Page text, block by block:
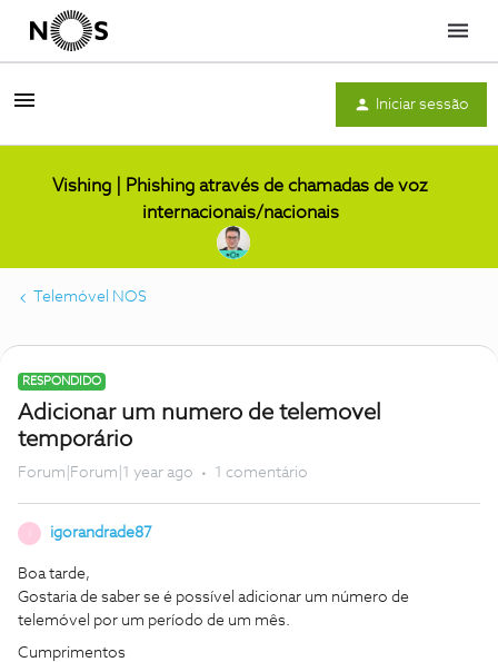
Menu
Iniciar sessão
Vishing | Phishing através de chamadas de voz
internacionais/nacionais
Telemóvel NOS
RESPONDIDO
Adicionar um numero de telemovel
temporário
Forum|Forum|1 year ago 1 comentário
igorandrade87
Boa tarde,
Gostaria de saber se é possível adicionar um número de
telemóvel por um período de um mês.
Cumprimentos